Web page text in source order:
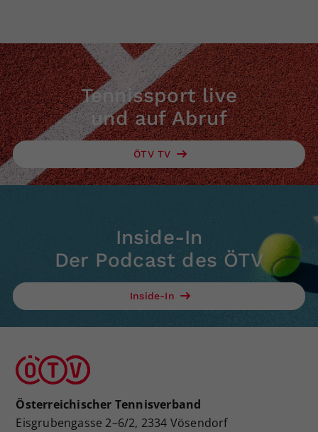
Tennissport live
und auf Abruf
ÖTV TV
Inside-In
Der Podcast des ÖTV
Inside-In
Österreichischer Tennisverband
Eisgrubengasse 2–6/2, 2334 Vösendorf